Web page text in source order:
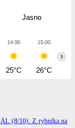
Jasno
14:00
25°C
15:00
26°C
›
(8/10): Z rybníka na